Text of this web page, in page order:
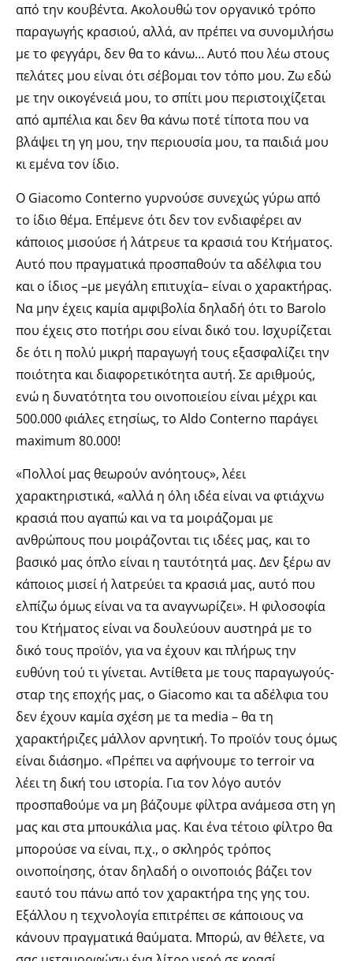
από την κουβέντα. Ακολουθώ τον οργανικό τρόπο
παραγωγής κρασιού, αλλά, αν πρέπει να συνομιλήσω
με το φεγγάρι, δεν θα το κάνω… Αυτό που λέω στους
πελάτες μου είναι ότι σέβομαι τον τόπο μου. Ζω εδώ
με την οικογένειά μου, το σπίτι μου περιστοιχίζεται
από αμπέλια και δεν θα κάνω ποτέ τίποτα που να
βλάψει τη γη μου, την περιουσία μου, τα παιδιά μου
κι εμένα τον ίδιο.
Ο Giacomo Conterno γυρνούσε συνεχώς γύρω από
το ίδιο θέμα. Επέμενε ότι δεν τον ενδιαφέρει αν
κάποιος μισούσε ή λάτρευε τα κρασιά του Κτήματος.
Αυτό που πραγματικά προσπαθούν τα αδέλφια του
και ο ίδιος –με μεγάλη επιτυχία– είναι ο χαρακτήρας.
Να μην έχεις καμία αμφιβολία δηλαδή ότι το Βarolo
που έχεις στο ποτήρι σου είναι δικό του. Ισχυρίζεται
δε ότι η πολύ μικρή παραγωγή τους εξασφαλίζει την
ποιότητα και διαφορετικότητα αυτή. Σε αριθμούς,
ενώ η δυνατότητα του οινοποιείου είναι μέχρι και
500.000 φιάλες ετησίως, το Aldo Conterno παράγει
maximum 80.000!
«Πολλοί μας θεωρούν ανόητους», λέει
χαρακτηριστικά, «αλλά η όλη ιδέα είναι να φτιάχνω
κρασιά που αγαπώ και να τα μοιράζομαι με
ανθρώπους που μοιράζονται τις ιδέες μας, και το
βασικό μας όπλο είναι η ταυτότητά μας. Δεν ξέρω αν
κάποιος μισεί ή λατρεύει τα κρασιά μας, αυτό που
ελπίζω όμως είναι να τα αναγνωρίζει». Η φιλοσοφία
του Κτήματος είναι να δουλεύουν αυστηρά με το
δικό τους προϊόν, για να έχουν και πλήρως την
ευθύνη τού τι γίνεται. Αντίθετα με τους παραγωγούς-
σταρ της εποχής μας, ο Giacomo και τα αδέλφια του
δεν έχουν καμία σχέση με τα media – θα τη
χαρακτήριζες μάλλον αρνητική. Το προϊόν τους όμως
είναι διάσημο. «Πρέπει να αφήνουμε το terroir να
λέει τη δική του ιστορία. Για τον λόγο αυτόν
προσπαθούμε να μη βάζουμε φίλτρα ανάμεσα στη γη
μας και στα μπουκάλια μας. Και ένα τέτοιο φίλτρο θα
μπορούσε να είναι, π.χ., ο σκληρός τρόπος
οινοποίησης, όταν δηλαδή ο οινοποιός βάζει τον
εαυτό του πάνω από τον χαρακτήρα της γης του.
Εξάλλου η τεχνολογία επιτρέπει σε κάποιους να
κάνουν πραγματικά θαύματα. Μπορώ, αν θέλετε, να